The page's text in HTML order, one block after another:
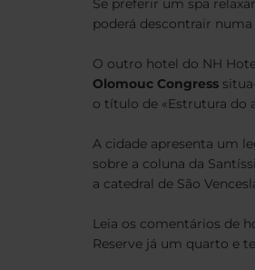
Se preferir um spa
poderá descontrair
O outro hotel do NH
Olomouc Congress
o título de «Estrutura do
A cidade apresenta um
sobre a coluna da
a catedral de São
Leia os comentários de
Reserve já um quarto e